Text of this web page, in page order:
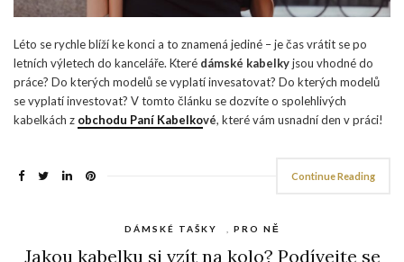
Léto se rychle blíží ke konci a to znamená jediné – je čas vrátit se po
letních výletech do kanceláře. Které dámské kabelkyjsou vhodné do
práce? Do kterých modelů se vyplatí invesatovat? Do kterých modelů
se vyplatí investovat? V tomto článku se dozvíte o spolehlivých
kabelkách z obchodu Paní Kabelkové, které vám usnadní den v práci!
Continue Reading
DÁMSKÉ TAŠKY PRO NĚ
Jakou kabelku si vzít na kolo? Podívejte se